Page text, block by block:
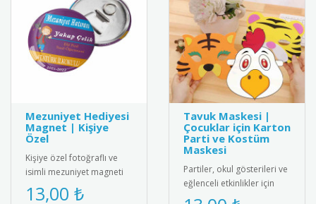
Mezuniyet Hediyesi
Magnet | Kişiye
Özel
Kişiye özel fotoğraflı ve
isimli mezuniyet magneti
ile mezuniyet anını anlamlı
bir hediyeyle ölümsüz..
13,00 ₺
Tavuk Maskesi |
Çocuklar için Karton
Parti ve Kostüm
Maskesi
Partiler, okul gösterileri ve
eğlenceli etkinlikler için
tasarlanmış sevimli tavuk